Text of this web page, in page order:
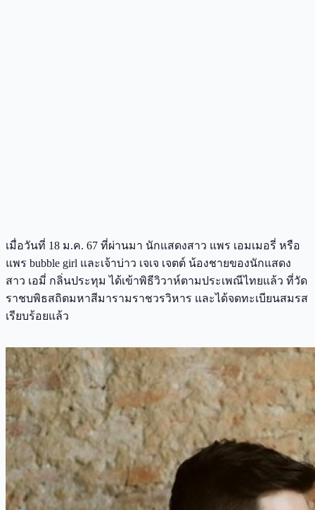
เมื่อวันที่ 18 ม.ค. 67 ที่ผ่านมา นักแสดงสาว แพร เอมเมอรี่ หรือ
แพร bubble girl และเจ้าบ่าว เจเจ เจตต์ น้องชายของนักแสดง
สาว เอมี่ กลิ่นประทุม ได้เข้าพิธีวิวาห์ตามประเพณีไทยแล้ว ที่วัด
ราชบพิธสถิตมหาสีมารามราชวรวิหาร และได้จดทะเบียนสมรส
เรียบร้อยแล้ว